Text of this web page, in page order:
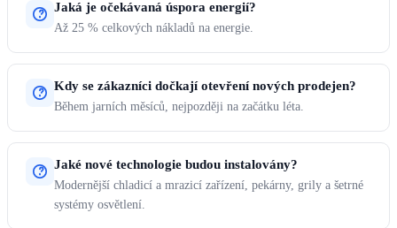
Jaká je očekávaná úspora energií?
Až 25 % celkových nákladů na energie.
Kdy se zákazníci dočkají otevření nových prodejen?
Během jarních měsíců, nejpozději na začátku léta.
Jaké nové technologie budou instalovány?
Modernější chladicí a mrazicí zařízení, pekárny, grily a šetrné
systémy osvětlení.